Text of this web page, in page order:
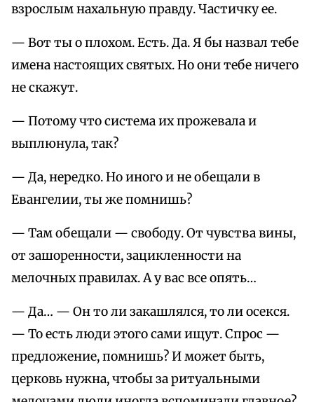
взрослым нахальную правду. Частичку ее.
— Вот ты о плохом. Есть. Да. Я бы назвал тебе
имена настоящих святых. Но они тебе ничего
не скажут.
— Потому что система их прожевала и
выплюнула, так?
— Да, нередко. Но иного и не обещали в
Евангелии, ты же помнишь?
— Там обещали — свободу. От чувства вины,
от зашоренности, зацикленности на
мелочных правилах. А у вас все опять…
— Да… — Он то ли закашлялся, то ли осекся.
— То есть люди этого сами ищут. Спрос —
предложение, помнишь? И может быть,
церковь нужна, чтобы за ритуальными